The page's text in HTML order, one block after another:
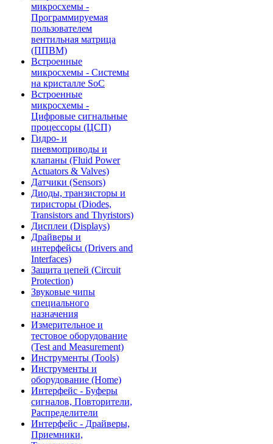
микросхемы -
Программируемая
пользователем
вентильная матрица
(ППВМ)
Встроенные
микросхемы - Системы
на кристалле SoC
Встроенные
микросхемы -
Цифровые сигнальные
процессоры (ЦСП)
Гидро- и
пневмоприводы и
клапаны (Fluid Power
Actuators & Valves)
Датчики (Sensors)
Диоды, транзисторы и
тиристоры (Diodes,
Transistors and Thyristors)
Дисплеи (Displays)
Драйверы и
интерфейсы (Drivers and
Interfaces)
Защита цепей (Circuit
Protection)
Звуковые чипы
специального
назначения
Измерительное и
тестовое оборудование
(Test and Measurement)
Инструменты (Tools)
Инструменты и
оборудование (Home)
Интерфейс - Буферы
сигналов, Повторители,
Распределители
Интерфейс - Драйверы,
Приемники,